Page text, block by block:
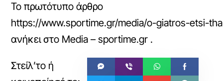
Το πρωτότυπο άρθρο
https://www.sportime.gr/media/o-giatros-etsi-
ανήκει στο Media – sportime.gr .